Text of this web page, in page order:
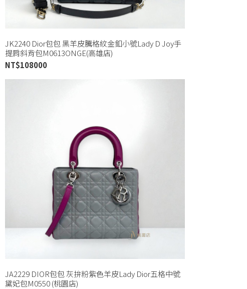
JK2240 Dior包包 黑羊皮騰格紋金釦小號Lady D Joy手
提肩斜背包M0613ONGE(高雄店)
NT$108000
JA2229 DIOR包包 灰拚粉紫色羊皮Lady Dior五格中號
黛妃包M0550 (桃園店)